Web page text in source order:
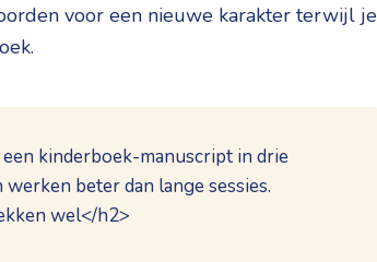
voor een nieuwe karakter terwijl je
kinderboek-manuscript in drie
beter dan lange sessies.
wel</h2>